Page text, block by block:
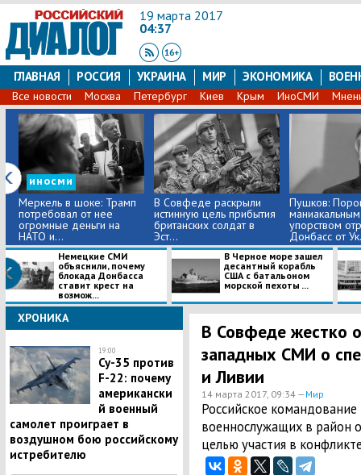
19 марта 2017
04:37
ГЛАВНАЯ РОССИЯ УКРАИНА МИР ЭКОНОМИКА
Все новости Москва Петербург Киев Крым ИноСМИ
иносми
Меркель в шоке: Трамп
потребовал от нее
огромные деньги на
НАТО и...
В Совфеде раскрыли
истинную цель прибытия
британских солдат в
Эст...
Пушков:
маниакальным
упорством
Донбасс от
Немецкие СМИ
объяснили, почему
блокада Донбасса
ставит крест на
возмож...
В Черное море зашел
десантный корабль
США с батальоном
морской пехоты ...
ХРОНИКА
19:00
Су-35 против
F-22: почему
американски
й военный
самолет проиграет в
воздушном бою российскому
истребителю
В Совфеде жестко
западных СМИ о
и Ливии
14 марта 2017, 09:34 —Мир
Российское
военнослужащих в район
целью участия в